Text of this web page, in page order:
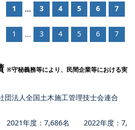
1 ... 3 4 5 6 7
1 ... 3 4 5 6 7
※守秘義務等により、民間企業等における実
団法人全国土木施工管理技士会連合
年度：7,686名 2022年度：7,